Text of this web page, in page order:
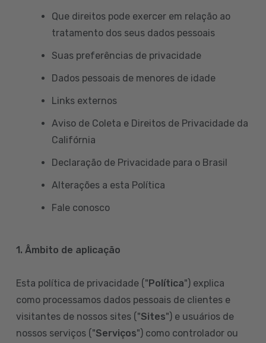
Que direitos pode exercer em relação ao
tratamento dos seus dados pessoais
Suas preferências de privacidade
Dados pessoais de menores de idade
Links externos
Aviso de Coleta e Direitos de Privacidade da
Califórnia
Declaração de Privacidade para o Brasil
Alterações a esta Política
Fale conosco
1. Âmbito de aplicação
Esta política de privacidade ("Política") explica
como processamos dados pessoais de clientes e
visitantes de nossos sites ("Sites") e usuários de
nossos serviços ("Serviços") como controlador ou